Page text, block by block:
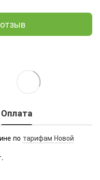
Оплата
по тарифам Новой